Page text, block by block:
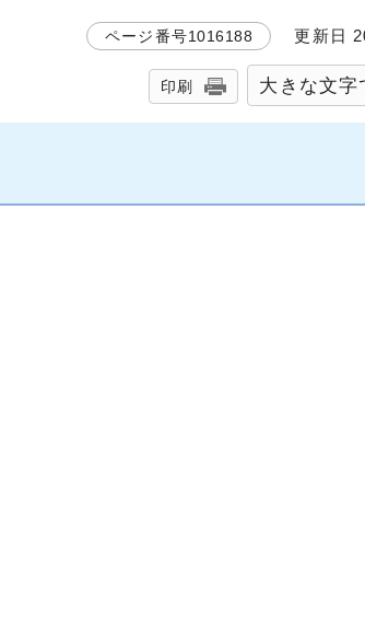
ページ番号1016188 更新日
印刷 大きな文字